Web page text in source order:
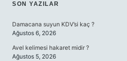
SIDEBAR
SON YAZILAR
Damacana suyun KDV’si kaç ?
Ağustos 6, 2026
Avel kelimesi hakaret midir ?
Ağustos 5, 2026